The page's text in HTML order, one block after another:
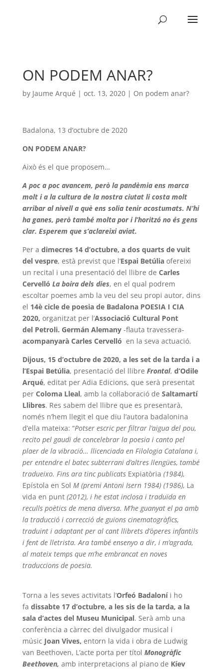
ON PODEM ANAR?
by Jaume Arqué | oct. 13, 2020| On podem anar?
Badalona, 13 d’octubre de 2020
ON PODEM ANAR?
Això és el que proposem…
A poc a poc avancem, però la pandèmia ens marca
molt i a la cultura de la nostra ciutat li costa molt
arribar al nivell a què ens solia tenir acostumats. N’hi
ha ganes, però també molta por i l’horitzó no és gens
clar. Esperem que s’aclareixi aviat.
Per a dimecres 14 d’octubre, a dos quarts de vuit
del vespre, està previst que l’Espai Betúliaofereixi
un recital i una presentació del llibre de Carles
Cervelló La boira dels dies, en el qual podrem
escoltar poemes amb la veu del seu propi autor, dins
el 14è cicle de poesia de Badalona POESIA I CIA
2020, organitzat per l’Associació Cultural Pont
del Petroli. Germán Alemany-flauta travessera-
acompanyarà Carles Cervelló en la seva actuació.
Dijous, 15 d’octubre de 2020, a les set de la tarda i a
l’Espai Betúlia, presentació del llibre Frontal, d’Odile
Arqué, editat per Adia Edicions, que serà presentat
per Coloma Lleal, amb la col·laboració de Saltamartí
Llibres. Res sabem del llibre que es presentarà,
només n’hem llegit el que diu l’autora badalonina
d’ella mateixa: “Potser escric per filtrar l’aigua del pou,
recito pel gaudi de concelebrar la poesia i canto pel
plaer de la vibració… llicenciada en Filologia Catalana i,
per entendre el batec subterrani d’altres llengües, també
tradueixo. Fins ara tinc publicats Expiatòria (1984),
Epístola en Sol M (premi Antoni Isern 1984) (1986), La
vida en punt(2012), i he estat inclosa i traduïda en
reculls poètics de mena diversa. M’he guanyat el pa amb
la traducció i correcció de guions cinematogràfics,
traduint i adaptant per al cant llibrets d’òperes infantils
i fent de lletrista. Ara també ensenyo a dir, i m’agrada,
al mateix temps que m’he embrancat en noves
traduccions de poesia.
Torna a les seves activitats l’Orfeó Badaloníi ho
fa dissabte 17 d’octubre, a les sis de la tarda, a la
sala d’actes del Museu Municipal. Serà amb una
conferència a càrrec del divulgador musical i
músic Joan Vives, entorn la vida i obra de Ludwig
van Beethoven, L’acte porta per títol Monogràfic
Beethoven, amb interpretacions al piano de Kíev